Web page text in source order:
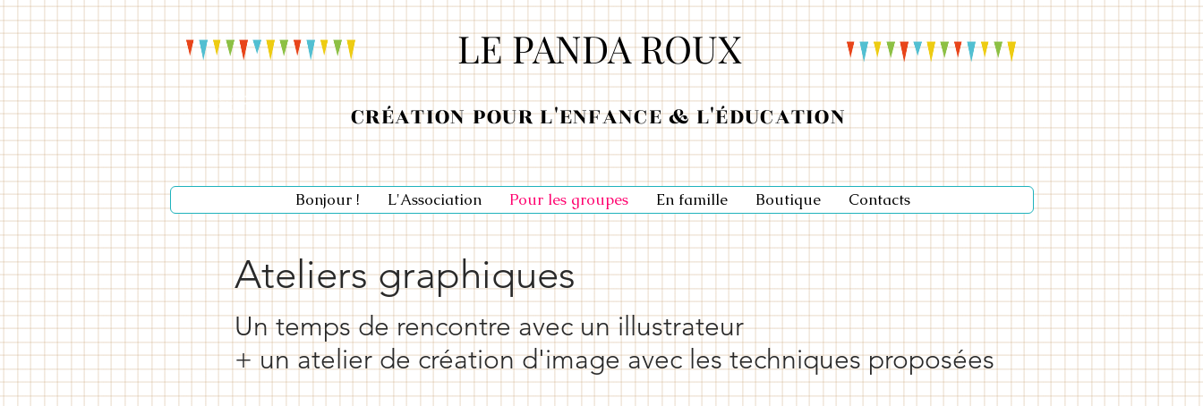
LE PANDA ROUX
Ateliers maternelle
CRÉATION POUR L'ENFANCE & L'ÉDUCATION
Ateliers graphiques
Un temps de rencontre avec un illustrateur
+ un atelier de création d'image avec les techniques proposées
Bonjour ! L'Association Pour les groupes En famille Boutique Contacts